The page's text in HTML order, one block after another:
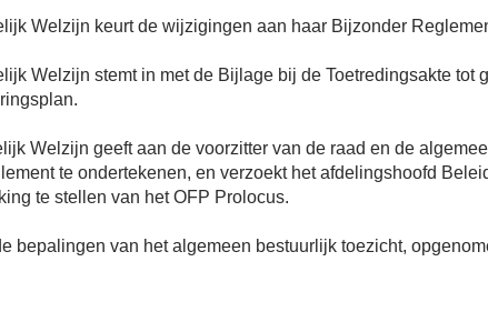
Welzijn keurt de wijzigingen aan haar Bijzonder
Welzijn stemt in met de Bijlage bij de Toetredingsakte
Welzijn geeft aan de voorzitter van de raad en de
te ondertekenen, en verzoekt het afdelingshoofd
te stellen van het OFP Prolocus.
bepalingen van het algemeen bestuurlijk toezicht,